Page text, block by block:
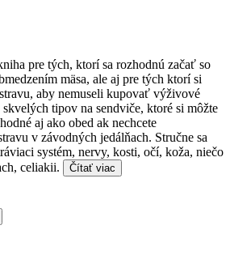
pre tých, ktorí sa rozhodnú začať so
mäsa, ale aj pre tých ktorí si
aby nemuseli kupovať výživové
tipov na sendviče, ktoré si môžte
aj ako obed ak nechcete
v závodných jedálňach. Stručne sa
systém, nervy, kosti, očí, koža, niečo
celiakii.
Čítať viac